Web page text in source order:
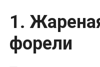
1.
форели